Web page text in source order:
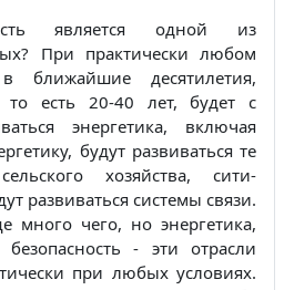
является одной из
При практически любом
ближайшие десятилетия,
то есть 20-40 лет, будет с
энергетика, включая
будут развиваться те
хозяйства, сити-
развиваться системы связи.
много чего, но энергетика,
- эти отрасли
при любых условиях.